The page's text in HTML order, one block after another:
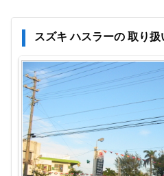
スズキ ハスラーの 取り扱